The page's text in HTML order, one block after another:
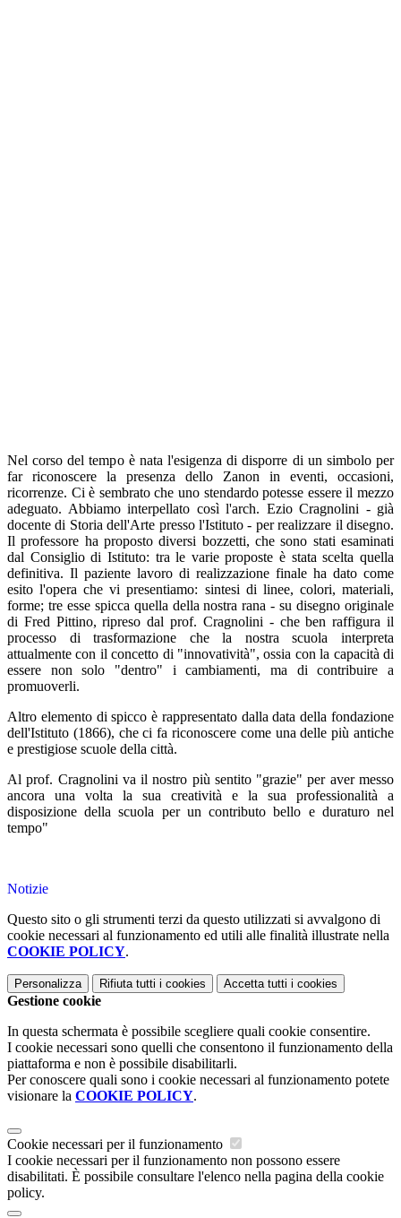
Nel corso del tempo è nata l'esigenza di disporre di un simbolo per
far riconoscere la presenza dello Zanon in eventi, occasioni,
ricorrenze. Ci è sembrato che uno stendardo potesse essere il mezzo
adeguato. Abbiamo interpellato così l'arch. Ezio Cragnolini - già
docente di Storia dell'Arte presso l'Istituto - per realizzare il disegno.
Il professore ha proposto diversi bozzetti, che sono stati esaminati
dal Consiglio di Istituto: tra le varie proposte è stata scelta quella
definitiva. Il paziente lavoro di realizzazione finale ha dato come
esito l'opera che vi presentiamo: sintesi di linee, colori, materiali,
forme; tre esse spicca quella della nostra rana - su disegno originale
di Fred Pittino, ripreso dal prof. Cragnolini - che ben raffigura il
processo di trasformazione che la nostra scuola interpreta
attualmente con il concetto di "innovatività", ossia con la capacità di
essere non solo "dentro" i cambiamenti, ma di contribuire a
promuoverli.
Altro elemento di spicco è rappresentato dalla data della fondazione
dell'Istituto (1866), che ci fa riconoscere come una delle più antiche
e prestigiose scuole della città.
Al prof. Cragnolini va il nostro più sentito "grazie" per aver messo
ancora una volta la sua creatività e la sua professionalità a
disposizione della scuola per un contributo bello e duraturo nel
tempo"
Notizie
Questo sito o gli strumenti terzi da questo utilizzati si avvalgono di
cookie necessari al funzionamento ed utili alle finalità illustrate nella
COOKIE POLICY.
Personalizza Rifiuta tutti i cookies Accetta tutti i cookies
Gestione cookie
In questa schermata è possibile scegliere quali cookie consentire.
I cookie necessari sono quelli che consentono il funzionamento della
piattaforma e non è possibile disabilitarli.
Per conoscere quali sono i cookie necessari al funzionamento potete
visionare la COOKIE POLICY.
Cookie necessari per il funzionamento
I cookie necessari per il funzionamento non possono essere
disabilitati. È possibile consultare l'elenco nella pagina della cookie
policy.